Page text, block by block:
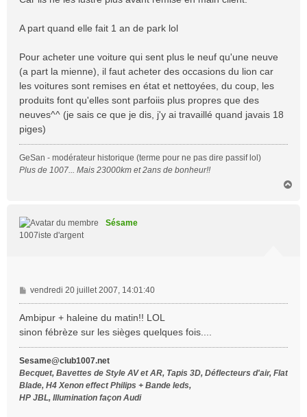
A part quand elle fait 1 an de park lol
Pour acheter une voiture qui sent plus le neuf qu'une neuve
(a part la mienne), il faut acheter des occasions du lion car
les voitures sont remises en état et nettoyées, du coup, les
produits font qu'elles sont parfoiis plus propres que des
neuves^^ (je sais ce que je dis, j'y ai travaillé quand javais 18
piges)
GeSan - modérateur historique (terme pour ne pas dire passif lol)
Plus de 1007... Mais 23000km et 2ans de bonheur!!
Sésame
1007iste d'argent
M
e
s
e
vendredi 20 juillet 2007, 14:01:40
Ambipur + haleine du matin!! LOL
sinon fébrèze sur les sièges quelques fois....
Sesame@club1007.net
Becquet, Bavettes de Style AV et AR, Tapis 3D, Déflecteurs d'air, Flat
Blade, H4 Xenon effect Philips + Bande leds,
HP JBL, Illumination façon Audi